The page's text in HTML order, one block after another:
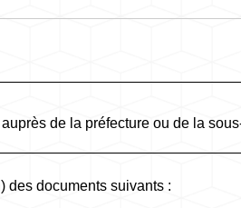
de la préfecture ou de la
des documents suivants :